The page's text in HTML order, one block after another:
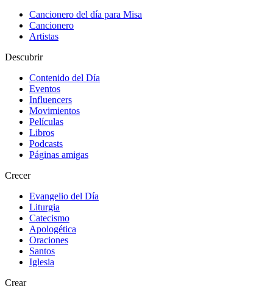
Cancionero del día para Misa
Cancionero
Artistas
Descubrir
Contenido del Día
Eventos
Influencers
Movimientos
Películas
Libros
Podcasts
Páginas amigas
Crecer
Evangelio del Día
Liturgia
Catecismo
Apologética
Oraciones
Santos
Iglesia
Crear